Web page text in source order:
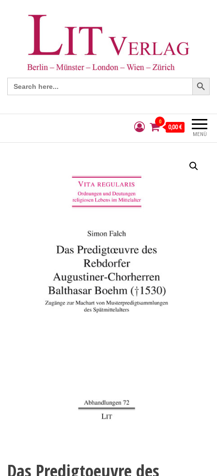
Search
for:
Search Button
MENÜ
0
0,00 €
Das Predigtoeuvre des